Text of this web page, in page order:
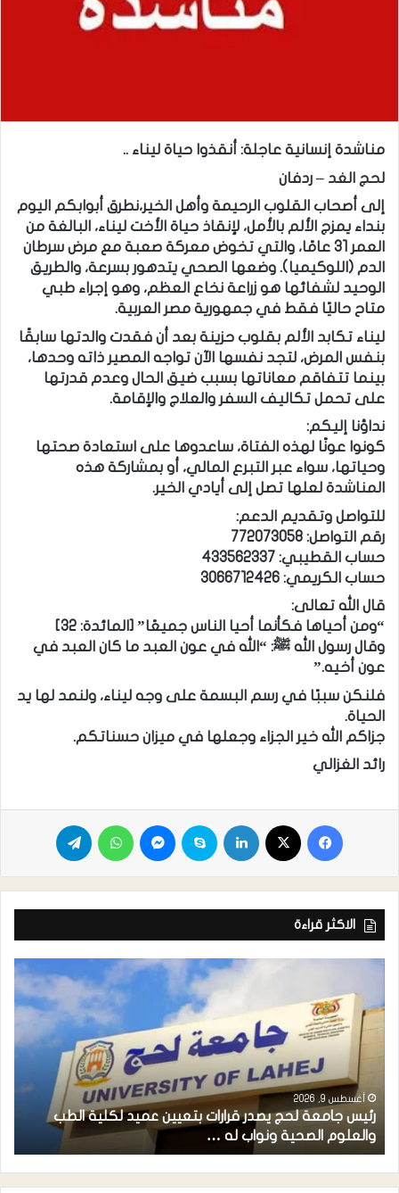
مناشدة إنسانية عاجلة: أنقذوا حياة ليناء ..
لحج الغد – ردفان
إلى أصحاب القلوب الرحيمة وأهل الخير،نطرق أبوابكم اليوم
بنداء يمزج الألم بالأمل، لإنقاذ حياة الأخت ليناء، البالغة من
العمر 31 عامًا، والتي تخوض معركة صعبة مع مرض سرطان
الدم (اللوكيميا). وضعها الصحي يتدهور بسرعة، والطريق
الوحيد لشفائها هو زراعة نخاع العظم، وهو إجراء طبي
متاح حاليًا فقط في جمهورية مصر العربية.
ليناء تكابد الألم بقلوب حزينة بعد أن فقدت والدتها سابقًا
بنفس المرض، لتجد نفسها الآن تواجه المصير ذاته وحدها،
بينما تتفاقم معاناتها بسبب ضيق الحال وعدم قدرتها
على تحمل تكاليف السفر والعلاج والإقامة.
نداؤنا إليكم:
كونوا عونًا لهذه الفتاة، ساعدوها على استعادة صحتها
وحياتها، سواء عبر التبرع المالي، أو بمشاركة هذه
المناشدة لعلها تصل إلى أيادي الخير.
للتواصل وتقديم الدعم:
رقم التواصل: 772073058
حساب القطيبي: 433562337
حساب الكريمي: 3066712426
قال الله تعالى:
“ومن أحياها فكأنما أحيا الناس جميعًا” [المائدة: 32]
وقال رسول الله ﷺ: “الله في عون العبد ما كان العبد في
عون أخيه.”
فلنكن سببًا في رسم البسمة على وجه ليناء، ولنمد لها يد
الحياة.
جزاكم الله خير الجزاء وجعلها في ميزان حسناتكم.
رائد الغزالي
الاكثر قراءة
أغسطس 9, 2026
رئيس جامعة لحج يصدر قرارات بتعيين عميد لكلية الطب
والعلوم الصحية ونواب له …